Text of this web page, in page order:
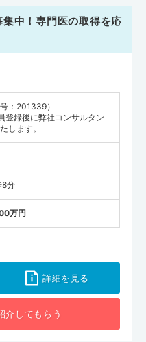
中！専門医の取得を応
：201339）
登録後に弊社コンサルタン
します。
8分
万円
詳細を見る
介してもらう